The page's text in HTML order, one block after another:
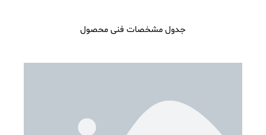
جدول مشخصات فنی محصول